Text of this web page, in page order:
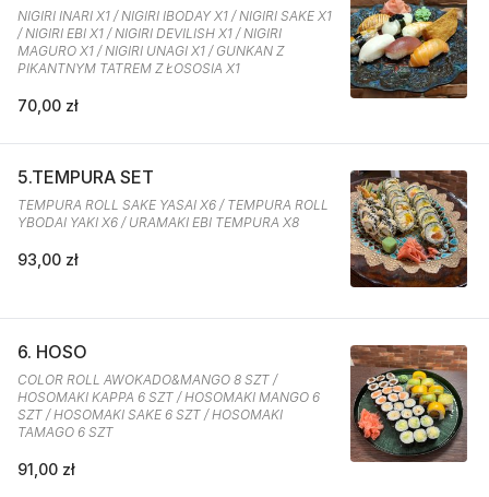
NIGIRI INARI X1 / NIGIRI IBODAY X1 / NIGIRI SAKE X1
/ NIGIRI EBI X1 / NIGIRI DEVILISH X1 / NIGIRI
MAGURO X1 / NIGIRI UNAGI X1 / GUNKAN Z
PIKANTNYM TATREM Z ŁOSOSIA X1
70,00 zł
5.TEMPURA SET
TEMPURA ROLL SAKE YASAI X6 / TEMPURA ROLL
YBODAI YAKI X6 / URAMAKI EBI TEMPURA X8
93,00 zł
6. HOSO
COLOR ROLL AWOKADO&MANGO 8 SZT /
HOSOMAKI KAPPA 6 SZT / HOSOMAKI MANGO 6
SZT / HOSOMAKI SAKE 6 SZT / HOSOMAKI
TAMAGO 6 SZT
91,00 zł